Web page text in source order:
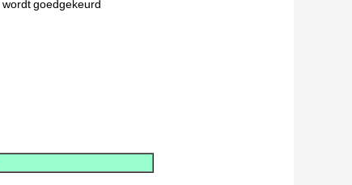
wordtgoedgekeurd